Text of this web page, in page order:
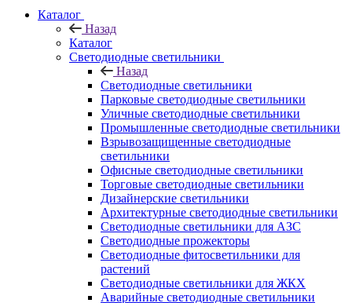
Каталог
Назад
Каталог
Светодиодные светильники
Назад
Светодиодные светильники
Парковые светодиодные светильники
Уличные светодиодные светильники
Промышленные светодиодные светильники
Взрывозащищенные светодиодные
светильники
Офисные светодиодные светильники
Торговые светодиодные светильники
Дизайнерские светильники
Архитектурные светодиодные светильники
Светодиодные светильники для АЗС
Светодиодные прожекторы
Светодиодные фитосветильники для
растений
Светодиодные светильники для ЖКХ
Аварийные светодиодные светильники